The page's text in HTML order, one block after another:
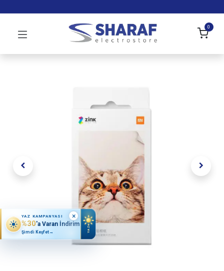
0
YAZ KAMPANYASI
%30'a Varan İndirim
Şimdi Keşfet→ YAZ
×